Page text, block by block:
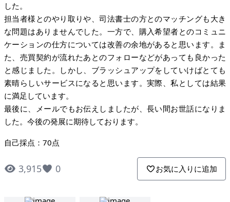
した。
担当者様とのやり取りや、司法書士の方とのマッチングも大き
な問題はありませんでした。一方で、購入希望者とのコミュニ
ケーションの仕方については改善の余地があると思います。ま
た、売買契約が流れたあとのフォローなどがあっても良かった
と感じました。しかし、ブラッシュアップをしていけばとても
素晴らしいサービスになると思います。実際、私としては結果
に満足しています。
最後に、メールでもお伝えしましたが、長い間お世話になりま
した。今後の発展に期待しております。
自己採点：70点
3,915 0 お気に入りに追加